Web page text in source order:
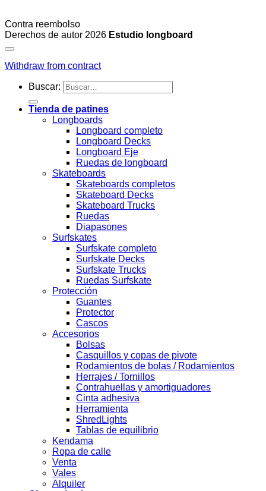
Contra reembolso
Derechos de autor 2026 Estudio longboard
Withdraw from contract
Buscar:
Tienda de patines
Longboards
Longboard completo
Longboard Decks
Longboard Eje
Ruedas de longboard
Skateboards
Skateboards completos
Skateboard Decks
Skateboard Trucks
Ruedas
Diapasones
Surfskates
Surfskate completo
Surfskate Decks
Surfskate Trucks
Ruedas Surfskate
Protección
Guantes
Protector
Cascos
Accesorios
Bolsas
Casquillos y copas de pivote
Rodamientos de bolas / Rodamientos
Herrajes / Tornillos
Contrahuellas y amortiguadores
Cinta adhesiva
Herramienta
ShredLights
Tablas de equilibrio
Kendama
Ropa de calle
Venta
Vales
Alquiler